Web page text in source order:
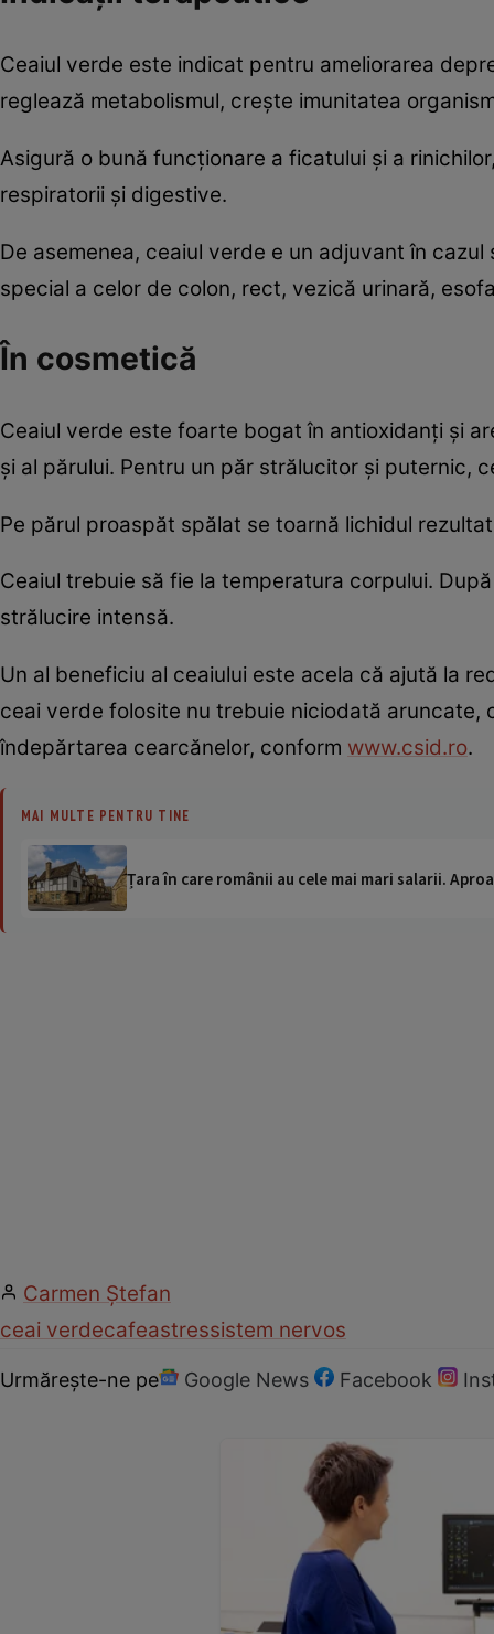
Ceaiul verde este indicat pentru ameliorarea
reglează metabolismul, creşte imunitatea
Asigură o bună funcţionare a ficatului şi a
respiratorii şi digestive.
De asemenea, ceaiul verde e un adjuvant în
special a celor de colon, rect, vezică urinară,
În cosmetică
Ceaiul verde este foarte bogat în antioxidanţi şi
şi al părului. Pentru un păr strălucitor şi puternic,
Pe părul proaspăt spălat se toarnă lichidul
Ceaiul trebuie să fie la temperatura corpului.
strălucire intensă.
Un al beneficiu al ceaiului este acela că ajută la
ceai verde folosite nu trebuie niciodată
îndepărtarea cearcănelor, conform www.csid.ro.
MAI MULTE PENTRU TINE
Țara în care românii au cele mai mari salarii.
Carmen Ştefan
ceai verdecafeastressistem nervos
Urmărește-ne pe Google News Facebook